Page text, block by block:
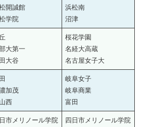
開誠館
学院
浜松南
沼津
大第一
大谷
桜花学園
名経大高蔵
名古屋女子大
加茂
西
岐阜女子
岐阜商業
富田
市メリノール学院
四日市メリノール学院